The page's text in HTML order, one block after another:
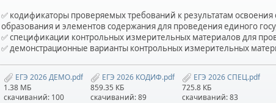
✅ кодификаторы проверяемых требований к результатам
образования и элементов содержания для проведения единого
✅ спецификации контрольных измерительных материалов для
✅ демонстрационные варианты контрольных измерительных
ЕГЭ 2026 ДЕМО.pdf
1.38 МБ
скачиваний: 100
ЕГЭ 2026 КОДИФ.pdf
859.35 КБ
скачиваний: 89
ЕГЭ 2026 СПЕЦ.pdf
725.8 КБ
скачиваний: 83